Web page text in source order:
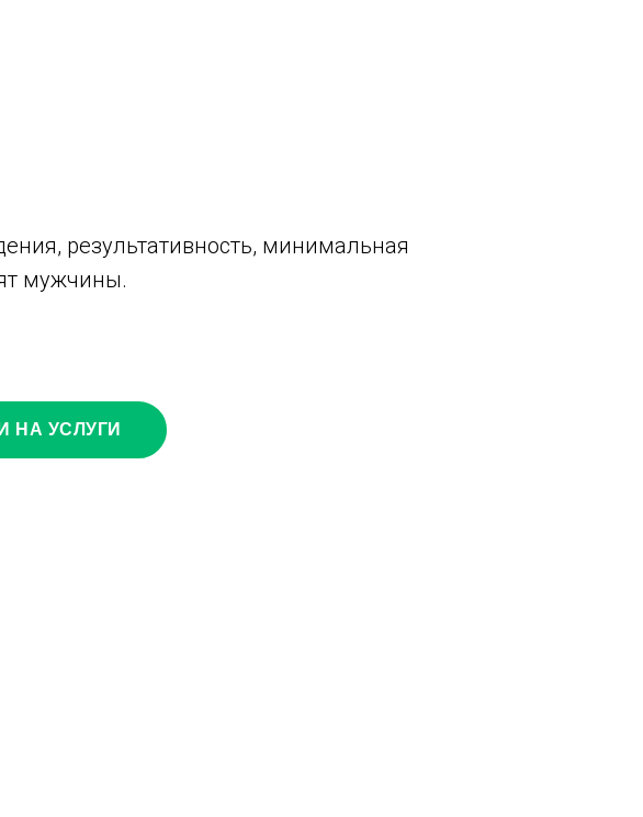
результативность, минимальная
мужчины.
НА УСЛУГИ